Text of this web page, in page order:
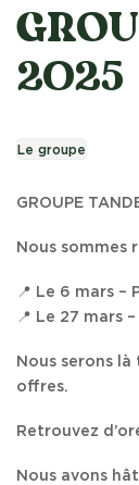
2025
Le groupe
GROUPE
Nous sommes
📍 Le 6 mars –
📍 Le 27 mars
Nous serons
offres.
Retrouvez
Nous avons